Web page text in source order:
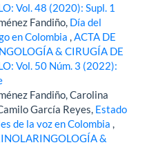
Vol. 48 (2020): Supl. 1
Fandiño, Día del
en Colombia,ACTA DE
& CIRUGÍA DE
Vol. 50 Núm. 3 (2022):
Fandiño, Carolina
García Reyes, Estado
de la voz en Colombia,
&